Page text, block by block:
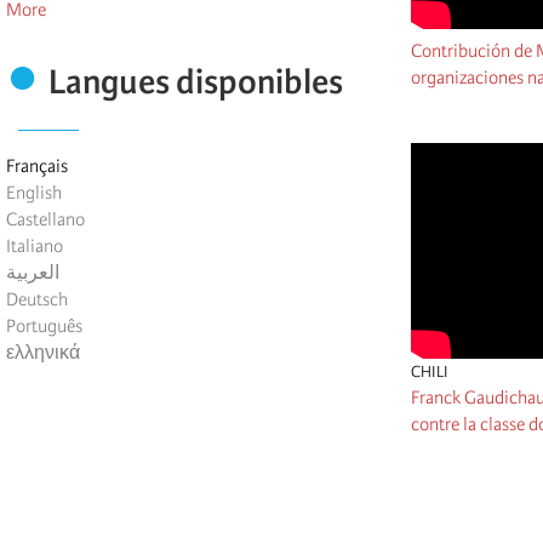
More
Langues disponibles
Français
English
Castellano
Italiano
العربية
Deutsch
Português
ελληνικά
Contribución de
organizaciones
CHILI
Franck
contre la classe